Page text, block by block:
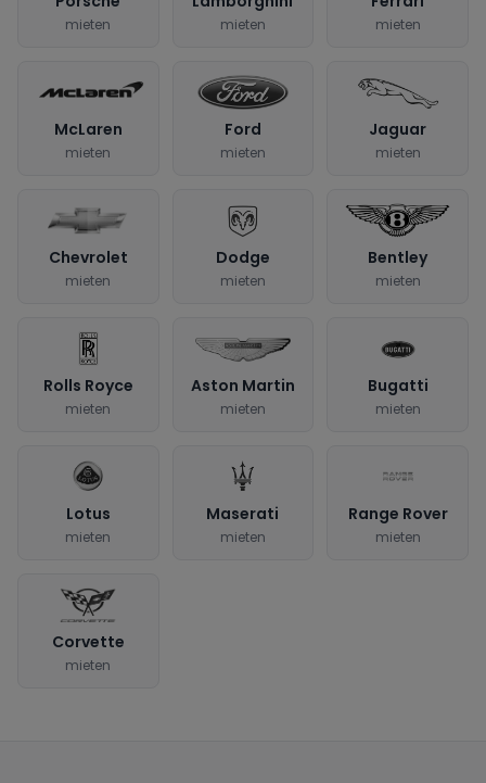
mieten mieten mieten
McLaren
mieten
Ford
mieten
Jaguar
mieten
Chevrolet
mieten
Dodge
mieten
Bentley
mieten
Rolls Royce
mieten
Aston Martin
mieten
Bugatti
mieten
Lotus
mieten
Maserati
mieten
Range Rover
mieten
Corvette
mieten